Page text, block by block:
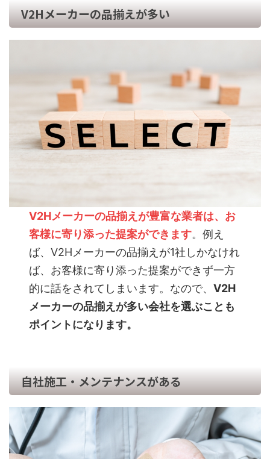
V2Hメーカーの品揃えが多い
V2Hメーカーの品揃えが豊富な業者は、お
客様に寄り添った提案ができます。例え
ば、V2Hメーカーの品揃えが1社しかなけれ
ば、お客様に寄り添った提案ができず一方
的に話をされてしまいます。なので、V2H
メーカーの品揃えが多い会社を選ぶことも
ポイントになります。
自社施工・メンテナンスがある